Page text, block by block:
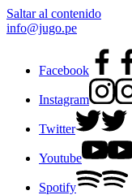
Saltar al contenido
info@jugo.pe
Facebook
Instagram
Twitter
Youtube
Spotify